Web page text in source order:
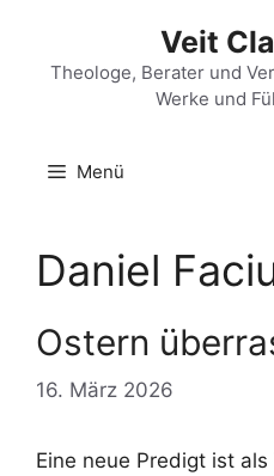
springen
Veit
Theologe, Berater und
Werke und
Menü
Daniel
Ostern
16. März 2026
Eine neue Predigt ist als